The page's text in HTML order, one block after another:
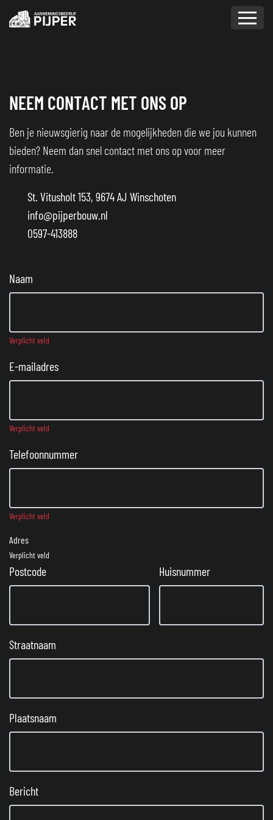
NEEM CONTACT MET ONS OP
Ben je nieuwsgierig naar de mogelijkheden die we jou kunnen
bieden? Neem dan snel contact met ons op voor meer
informatie.
St. Vitusholt 153, 9674 AJ Winschoten
info@pijperbouw.nl
0597-413888
Naam
Verplicht veld
E-mailadres
Verplicht veld
Telefoonnummer
Verplicht veld
Adres
Verplicht veld
Postcode Huisnummer
Straatnaam
Plaatsnaam
Bericht